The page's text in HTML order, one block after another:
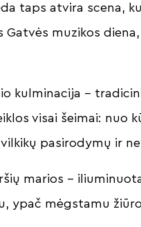
taps atvira scena,
Gatvės muzikos
kulminacija –
visai šeimai:
pasirodymų ir
marios –
ypač mėgstamu